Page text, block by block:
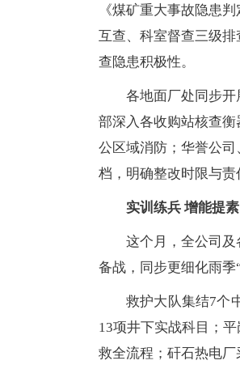
《煤矿重大事故隐患
互查、科室督查三级
查隐患积极性。
各地面厂处同步
部深入各收购站核查
公区域消防；华誉公
档，明确整改时限与责
实训练兵 增能提素
这个月，全公司
备战，同步更细化雨季
救护大队集结7个
13项井下实战科目；
救全流程；矸石热电